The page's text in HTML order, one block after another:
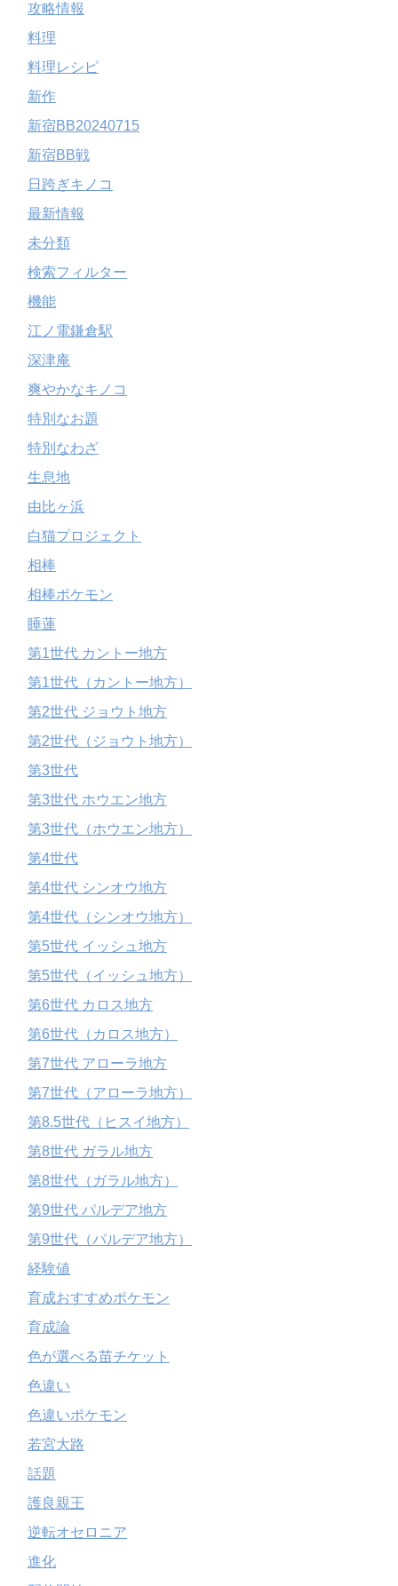
攻略情報
料理
料理レシピ
新作
新宿BB20240715
新宿BB戦
日跨ぎキノコ
最新情報
未分類
検索フィルター
機能
江ノ電鎌倉駅
深津庵
爽やかなキノコ
特別なお題
特別なわざ
生息地
由比ヶ浜
白猫プロジェクト
相棒
相棒ポケモン
睡蓮
第1世代 カントー地方
第1世代（カントー地方）
第2世代 ジョウト地方
第2世代（ジョウト地方）
第3世代
第3世代 ホウエン地方
第3世代（ホウエン地方）
第4世代
第4世代 シンオウ地方
第4世代（シンオウ地方）
第5世代 イッシュ地方
第5世代（イッシュ地方）
第6世代 カロス地方
第6世代（カロス地方）
第7世代 アローラ地方
第7世代（アローラ地方）
第8.5世代（ヒスイ地方）
第8世代 ガラル地方
第8世代（ガラル地方）
第9世代 パルデア地方
第9世代（パルデア地方）
経験値
育成おすすめポケモン
育成論
色が選べる苗チケット
色違い
色違いポケモン
若宮大路
話題
護良親王
逆転オセロニア
進化